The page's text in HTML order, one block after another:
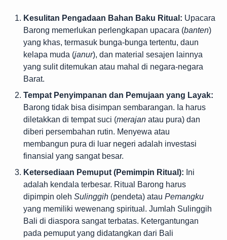
Kesulitan Pengadaan Bahan Baku Ritual: Upacara
Barong memerlukan perlengkapan upacara (banten)
yang khas, termasuk bunga-bunga tertentu, daun
kelapa muda (janur), dan material sesajen lainnya
yang sulit ditemukan atau mahal di negara-negara
Barat.
Tempat Penyimpanan dan Pemujaan yang Layak:
Barong tidak bisa disimpan sembarangan. Ia harus
diletakkan di tempat suci (merajan atau pura) dan
diberi persembahan rutin. Menyewa atau
membangun pura di luar negeri adalah investasi
finansial yang sangat besar.
Ketersediaan Pemuput (Pemimpin Ritual): Ini
adalah kendala terbesar. Ritual Barong harus
dipimpin oleh Sulinggih (pendeta) atau Pemangku
yang memiliki wewenang spiritual. Jumlah Sulinggih
Bali di diaspora sangat terbatas. Ketergantungan
pada pemuput yang didatangkan dari Bali